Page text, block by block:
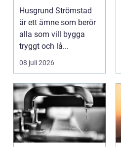
boende vid kusten
Husgrund Strömstad
är ett ämne som berör
alla som vill bygga
tryggt och lå...
08 juli 2026